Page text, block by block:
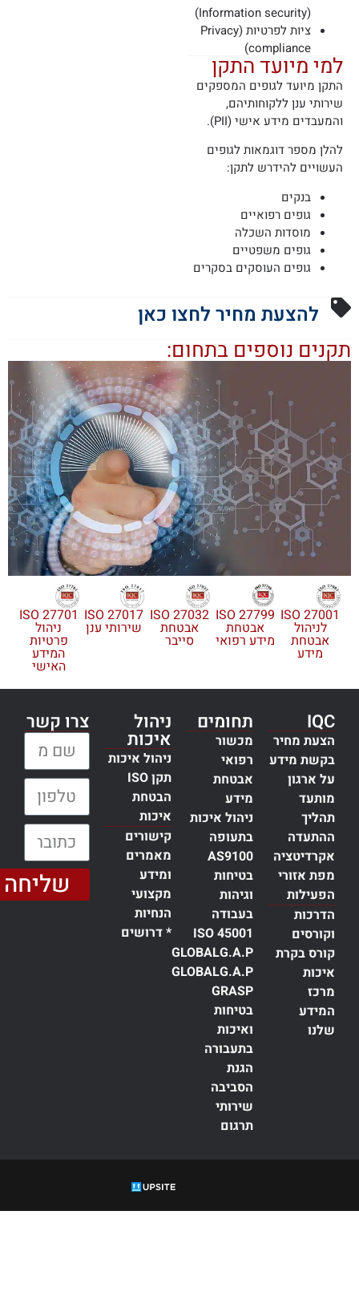
ציות לפרטיות (Privacy
compliance)
למי מיועד התקן
התקן מיועד לגופים המספקים
שירותי ענן ללקוחותיהם,
והמעבדים מידע אישי (PII).
להלן מספר דוגמאות לגופים
העשויים להידרש לתקן:
בנקים
גופים רפואיים
מוסדות השכלה
גופים משפטיים
גופים העוסקים בסקרים
להצעת מחיר לחצו כאן
נוספים בתחום:
ISO 27001
לניהול
אבטחת
מידע
ISO 27799
אבטחת
מידע רפואי
ISO 27032
אבטחת
סייבר
ISO 27017
שירותי ענן
ISO 27701
ניהול
פרטיות
המידע
האישי
IQC
הצעת מחיר
בקשת מידע
על ארגון
מותעד
תהליך
ההתעדה
אקרדיטציה
מפת אזורי
הפעילות
הדרכות
וקורסים
קורס בקרת
איכות
מרכז
המידע
שלנו
תחומים
מכשור
רפואי
אבטחת
מידע
ניהול איכות
בתעופה
AS9100
בטיחות
וגיהות
בעבודה
ISO 45001
GLOBALG.A.P
GLOBALG.A.P
GRASP
בטיחות
ואיכות
בתעבורה
הגנת
הסביבה
שירותי
תרגום
ניהול
איכות
ניהול איכות
תקן ISO
הבטחת
איכות
קישורים
מאמרים
ומידע
מקצועי
הנחיות
* דרושים
צרו קשר
שליחה